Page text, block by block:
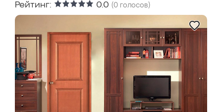
Рейтинг: 0.0 (0 голосов)